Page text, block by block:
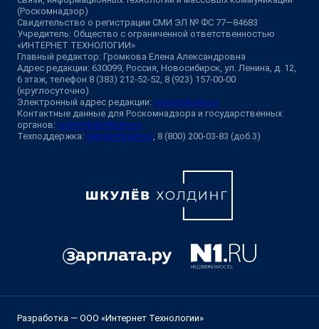
(Роскомнадзор)
Свидетельство о регистрации СМИ ЭЛ № ФС 77—84683
Учредитель: Общество с ограниченной ответственностью
«ИНТЕРНЕТ ТЕХНОЛОГИИ»
Главный редактор: Громкова Елена Александровна
Адрес редакции: 630099, Россия, Новосибирск, ул. Ленина, д. 12,
6 этаж, телефон 8 (383) 212-52-52, 8 (923) 157-00-00
(круглосуточно)
Электронный адрес редакции: ngs@shkulev.ru
Контактные данные для Роскомнадзора и государственных
органов: juristnsk@shkulev.ru
Техподдержка: help@shkulev.ru, 8 (800) 200-03-83 (доб.3)
Разработка — ООО «Интернет Технологии»